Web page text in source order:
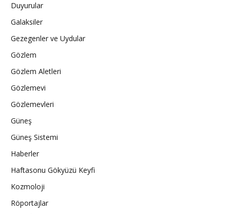
Duyurular
Galaksiler
Gezegenler ve Uydular
Gözlem
Gözlem Aletleri
Gözlemevi
Gözlemevleri
Güneş
Güneş Sistemi
Haberler
Haftasonu Gökyüzü Keyfi
Kozmoloji
Röportajlar